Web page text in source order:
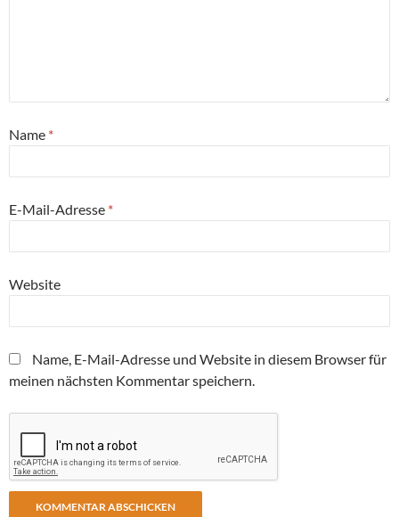
Name *
E-Mail-Adresse *
Website
Name, E-Mail-Adresse und Website in diesem Browser für
meinen nächsten Kommentar speichern.